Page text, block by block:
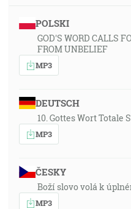
POLSKI
GOD'S WORD CALLS
FROM UNBELIEF
MP3
DEUTSCH
10. Gottes Wort Totale
MP3
ČESKY
Boží slovo volá k
MP3